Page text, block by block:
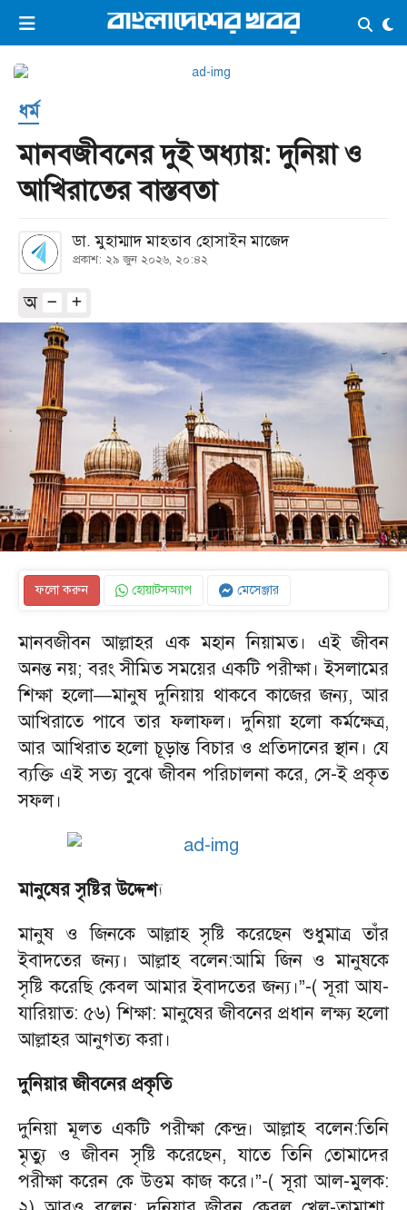
ভিডিও ই-পেপার লগইন ×
প্রচ্ছদ
সর্বশেষ
সব বিভাগ
আর্কাইভ
কনভার্টার
ধর্ম
মানবজীবনের দুই অধ্যায়: দুনিয়া ও
আখিরাতের বাস্তবতা
ডা. মুহাম্মাদ মাহতাব হোসাইন মাজেদ
প্রকাশ: ২৯ জুন ২০২৬, ২০:৪২
অ
ফলো করুন হোয়াটসঅ্যাপ মেসেঞ্জার
মানবজীবন আল্লাহর এক মহান নিয়ামত। এই জীবন
অনন্ত নয়; বরং সীমিত সময়ের একটি পরীক্ষা। ইসলামের
শিক্ষা হলো—মানুষ দুনিয়ায় থাকবে কাজের জন্য, আর
আখিরাতে পাবে তার ফলাফল। দুনিয়া হলো কর্মক্ষেত্র,
আর আখিরাত হলো চূড়ান্ত বিচার ও প্রতিদানের স্থান। যে
ব্যক্তি এই সত্য বুঝে জীবন পরিচালনা করে, সে-ই প্রকৃত
সফল।
মানুষের সৃষ্টির উদ্দেশ্য
মানুষ ও জিনকে আল্লাহ সৃষ্টি করেছেন শুধুমাত্র তাঁর
ইবাদতের জন্য। আল্লাহ বলেন:আমি জিন ও মানুষকে
সৃষ্টি করেছি কেবল আমার ইবাদতের জন্য।”-( সূরা আয-
যারিয়াত: ৫৬) শিক্ষা: মানুষের জীবনের প্রধান লক্ষ্য হলো
আল্লাহর আনুগত্য করা।
দুনিয়ার জীবনের প্রকৃতি
দুনিয়া মূলত একটি পরীক্ষা কেন্দ্র। আল্লাহ বলেন:তিনি
মৃত্যু ও জীবন সৃষ্টি করেছেন, যাতে তিনি তোমাদের
পরীক্ষা করেন কে উত্তম কাজ করে।”-( সূরা আল-মুলক: